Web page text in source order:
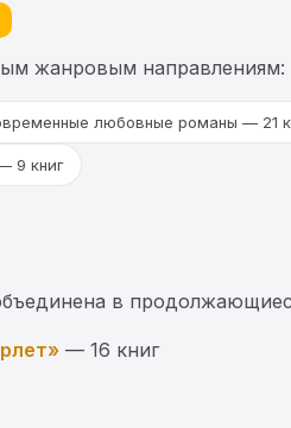
жанровым направлениям:
любовные романы — 21
9 книг
в
— 16 книг